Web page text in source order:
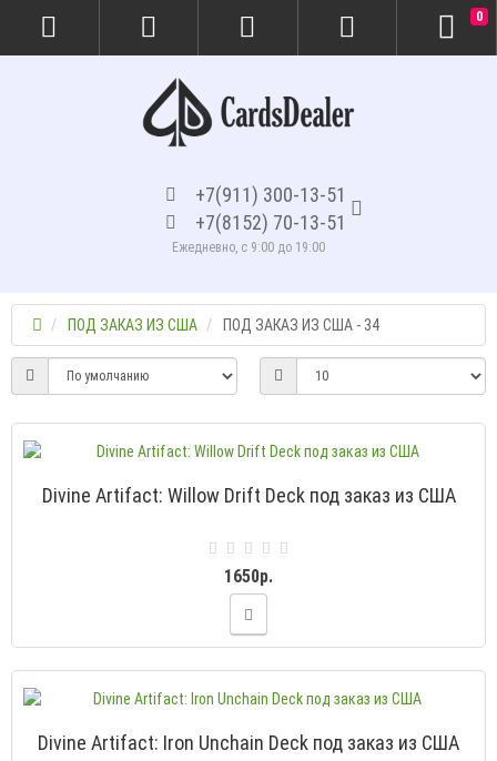
+7(911) 300-13-51
+7(8152) 70-13-51
Ежедневно, с 9:00 до 19:00
0
ПОД ЗАКАЗ ИЗ США ПОД ЗАКАЗ ИЗ США - 34
Divine Artifact: Willow Drift Deck под заказ из США
1650р.
Divine Artifact: Iron Unchain Deck под заказ из США